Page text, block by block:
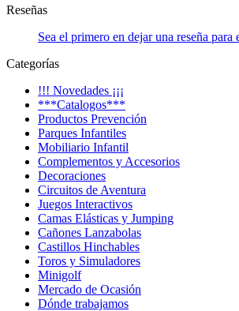
Reseñas
Sea el primero en dejar una reseña para
Categorías
!!! Novedades ¡¡¡
***Catalogos***
Productos Prevención
Parques Infantiles
Mobiliario Infantil
Complementos y Accesorios
Decoraciones
Circuitos de Aventura
Juegos Interactivos
Camas Elásticas y Jumping
Cañones Lanzabolas
Castillos Hinchables
Toros y Simuladores
Minigolf
Mercado de Ocasión
Dónde trabajamos